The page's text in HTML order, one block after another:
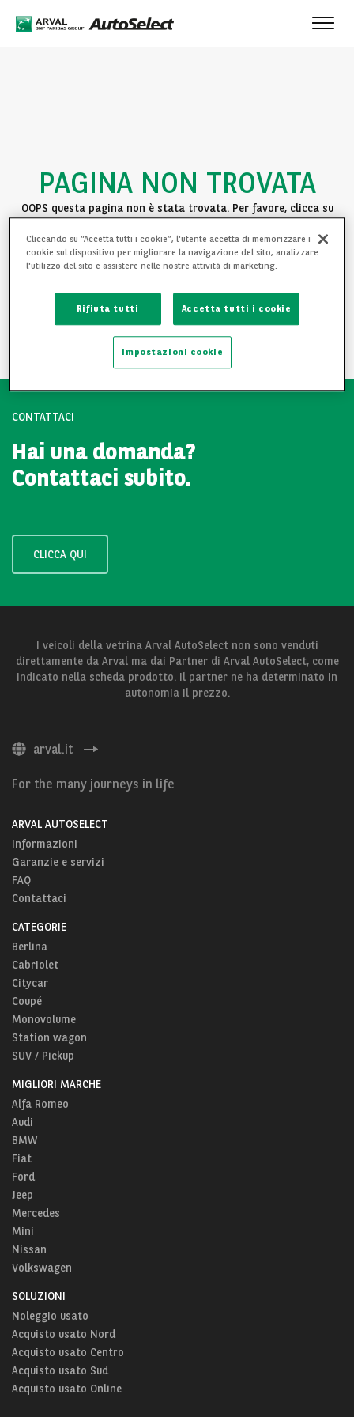
PAGINA NON TROVATA
OOPS questa pagina non è stata trovata. Per favore, clicca su
TORNA ALLA HOMEPAGE
CONTATTACI
Hai una domanda?
Contattaci subito.
CLICCA QUI
I veicoli della vetrina Arval AutoSelect non sono venduti
direttamente da Arval ma dai Partner di Arval AutoSelect, come
indicato nella scheda prodotto. Il partner ne ha determinato in
autonomia il prezzo.
arval.it
For the many journeys in life
ARVAL AUTOSELECT
Informazioni
Garanzie e servizi
FAQ
Contattaci
CATEGORIE
Berlina
Cabriolet
Citycar
Coupé
Monovolume
Station wagon
SUV / Pickup
MIGLIORI MARCHE
Alfa Romeo
Audi
BMW
Fiat
Ford
Jeep
Mercedes
Mini
Nissan
Volkswagen
SOLUZIONI
Noleggio usato
Acquisto usato Nord
Acquisto usato Centro
Acquisto usato Sud
Acquisto usato Online
Cliccando su “Accetta tutti i cookie”, l'utente accetta di memorizzare i
cookie sul dispositivo per migliorare la navigazione del sito, analizzare
l'utilizzo del sito e assistere nelle nostre attività di marketing.
Rifiuta tutti Accetta tutti i cookie
Impostazioni cookie